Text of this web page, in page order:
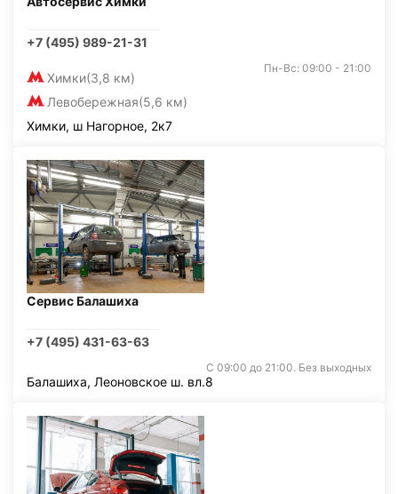
+7 (495) 989-21-31
Химки(3,8 км)
Левобережная(5,6 км)
Пн-Вс: 09:00 - 21:00
Химки, ш Нагорное, 2к7
Сервис Балашиха
+7 (495) 431-63-63
С 09:00 до 21:00. Без выходных
Балашиха, Леоновское ш. вл.8